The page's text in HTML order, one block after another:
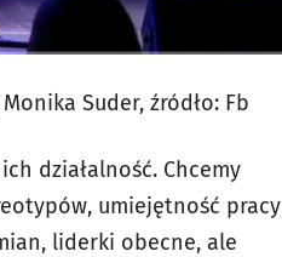
Suder, źródło: Fb
działalność. Chcemy
umiejętność pracy
liderki obecne, ale